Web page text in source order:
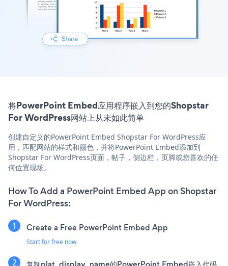
将PowerPoint Embed应用程序嵌入到您的Shopstar
For WordPress网站上从未如此简单
创建自定义的PowerPoint Embed Shopstar For WordPress应
用，匹配网站的样式和颜色，并将PowerPoint Embed添加到
Shopstar For WordPress页面，帖子，侧边栏，页脚或您喜欢的任
何位置现场。
How To Add a PowerPoint Embed App on Shopstar
For WordPress:
Create a Free PowerPoint Embed App
Start for free now